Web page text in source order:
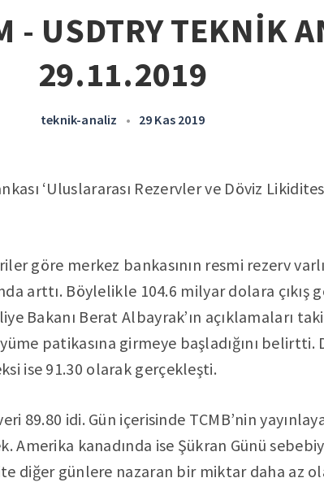
- USDTRY TEKNİK
29.11.2019
teknik-analiz • 29 Kas 2019
‘Uluslararası Rezervler ve Döviz
göre merkez bankasının resmi rezerv
arttı. Böylelikle 104.6 milyar dolara çıkış
Bakanı Berat Albayrak’ın açıklamaları
patikasına girmeye başladığını belirtti.
ise 91.30 olarak gerçekleşti.
89.80 idi. Gün içerisinde TCMB’nin
Amerika kanadında ise Şükran Günü
diğer günlere nazaran bir miktar daha az